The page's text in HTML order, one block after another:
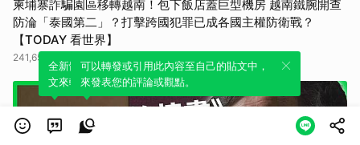
柬埔寨詐騙園區移轉越南！包下飯店蓋巨型機房 越南鐵腕開查
防淪「泰國第二」？打擊跨國犯罪已成各國主權防衛戰？
【TODAY 看世界】
241,653 觀看次數
全新體驗！一鍵引用此內容，透過發布貼
文來輕鬆表達個人立場。
可以轉發或引用此內容至自己的貼文中，
來發表您的評論或觀點。